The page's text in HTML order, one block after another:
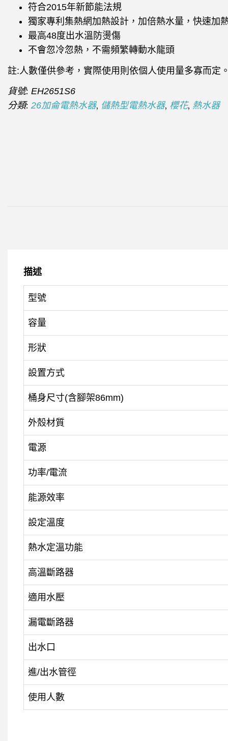
符合2015年新節能法規
獨家專利集熱網加熱設計，加倍熱水量，快速加
最高48度出水溫防燙傷
不會忽冷忽熱，不需頻繁轉動水龍頭
註:人數僅供參考，實際使用則依個人使用量多寡而定
貨號: EH2651S6
分類: 26加侖電熱水器, 儲熱型電熱水器, 櫻花, 熱水器
描述
型號
容量
形狀
設置方式
桶身尺寸(含腳架86mm)
外殼材質
電源
功率/電流
能源效率
設定溫度
熱水定溫功能
高溫斷路器
適用水壓
漏電斷路器
出水口
進/出水管徑
使用人數